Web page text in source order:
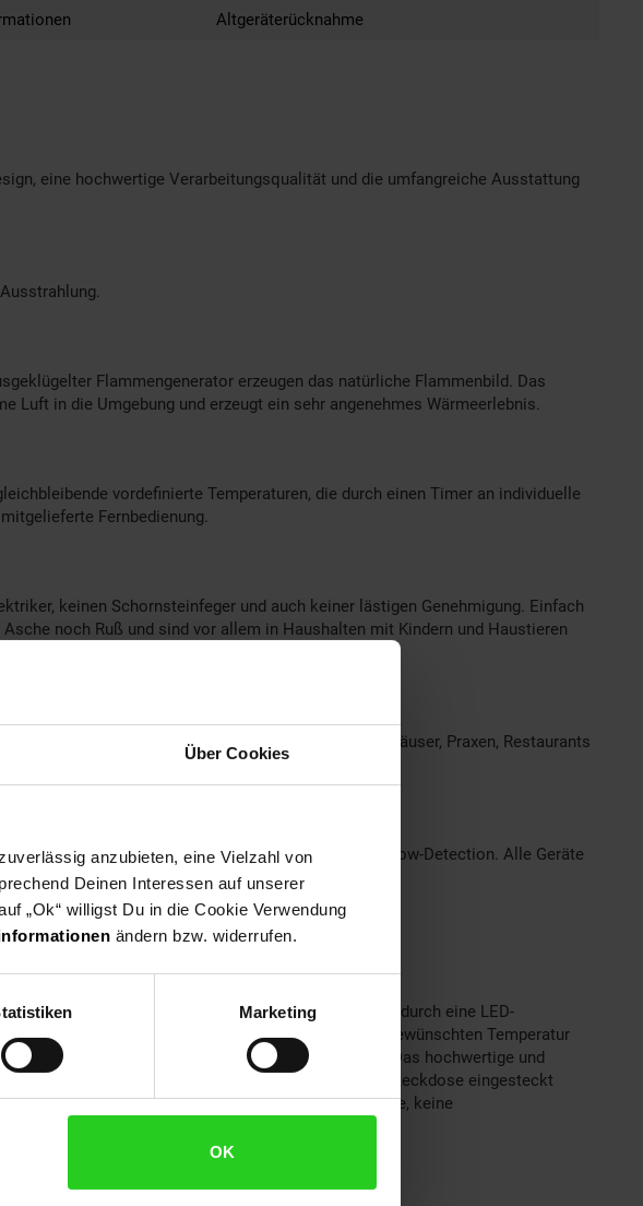
Über Cookies
anzubieten, eine Vielzahl von
Deinen Interessen auf unserer
„Ok“ willigst Du in die Cookie Verwendung
ändern bzw. widerrufen.
Marketing
OK
Altgeräterücknahme
eine hochwertige Verarbeitungsqualität und die umfangreiche Ausstattung
Flammengenerator erzeugen das natürliche Flammenbild. Das
in die Umgebung und erzeugt ein sehr angenehmes Wärmeerlebnis.
vordefinierte Temperaturen, die durch einen Timer an individuelle
Fernbedienung.
keinen Schornsteinfeger und auch keiner lästigen Genehmigung. Einfach
noch Ruß und sind vor allem in Haushalten mit Kindern und Haustieren
die eigenen Wohnräume genauso wie für Ferienhäuser, Praxen, Restaurants
wie z. B. den Überhitzungsschutz und die Open-Window-Detection. Alle Geräte
3D-Flammentechnologie - Abgerundet durch eine LED-
2-Stufen-Heizung wärmt Räume schnell zur gewünschten Temperatur
einzigartigen Designs in jedes Raumambiente - Das hochwertige und
Kamin ist für alle Räume geeignet und kann an jeder Steckdose eingesteckt
sicher: Umfassend geprüft, neueste Technologie, keine